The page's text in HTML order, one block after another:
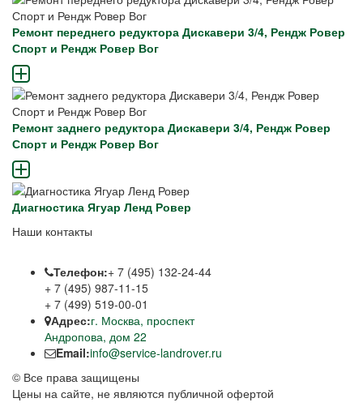
Ремонт переднего редуктора Дискавери 3/4, Рендж Ровер
Спорт и Рендж Ровер Вог
Ремонт заднего редуктора Дискавери 3/4, Рендж Ровер
Спорт и Рендж Ровер Вог
Диагностика Ягуар Ленд Ровер
Наши контакты
Телефон:+ 7 (495) 132-24-44
+ 7 (495) 987-11-15
+ 7 (499) 519-00-01
Адрес:г. Москва, проспект
Андропова, дом 22
Email:info@service-landrover.ru
© Все права защищены
Цены на сайте, не являются публичной офертой